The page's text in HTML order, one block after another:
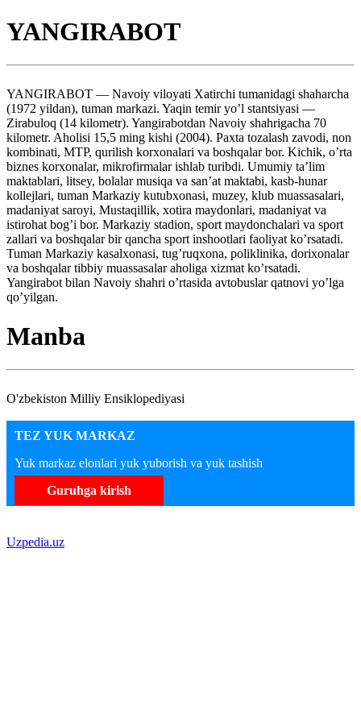
YANGIRABOT
YANGIRABOT — Navoiy viloyati Xatirchi tumanidagi shaharcha
(1972 yildan), tuman markazi. Yaqin temir yo’l stantsiyasi —
Zirabuloq (14 kilometr). Yangirabotdan Navoiy shahrigacha 70
kilometr. Aholisi 15,5 ming kishi (2004). Paxta tozalash zavodi, non
kombinati, MTP, qurilish korxonalari va boshqalar bor. Kichik, o’rta
biznes korxonalar, mikrofirmalar ishlab turibdi. Umumiy ta’lim
maktablari, litsey, bolalar musiqa va san’at maktabi, kasb-hunar
kollejlari, tuman Markaziy kutubxonasi, muzey, klub muassasalari,
madaniyat saroyi, Mustaqillik, xotira maydonlari, madaniyat va
istirohat bog’i bor. Markaziy stadion, sport maydonchalari va sport
zallari va boshqalar bir qancha sport inshootlari faoliyat ko’rsatadi.
Tuman Markaziy kasalxonasi, tug’ruqxona, poliklinika, dorixonalar
va boshqalar tibbiy muassasalar aholiga xizmat ko’rsatadi.
Yangirabot bilan Navoiy shahri o’rtasida avtobuslar qatnovi yo’lga
qo’yilgan.
Manba
O'zbekiston Milliy Ensiklopediyasi
TEZ YUK MARKAZ
Yuk markaz elonlari yuk yuborish va yuk tashish
Guruhga kirish
Uzpedia.uz